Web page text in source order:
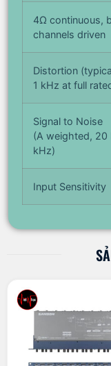
4Ω continuous,
channels driven
Distortion
1 kHz at full
Signal to Noise
(A weighted, 20
kHz)
Input Sensitivity